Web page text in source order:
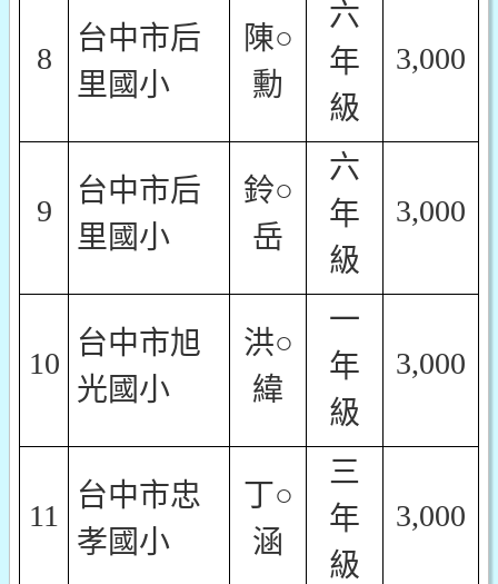
8
台中市后
里國小
陳○
勳
六
年
級
3,000
9
台中市后
里國小
鈴○
岳
六
年
級
3,000
10
台中市旭
光國小
洪○
緯
一
年
級
3,000
11
台中市忠
孝國小
丁○
涵
三
年
級
3,000